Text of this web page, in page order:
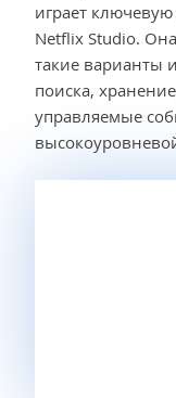
играет
Netflix Studio.
такие варианты
поиска,
управляемые